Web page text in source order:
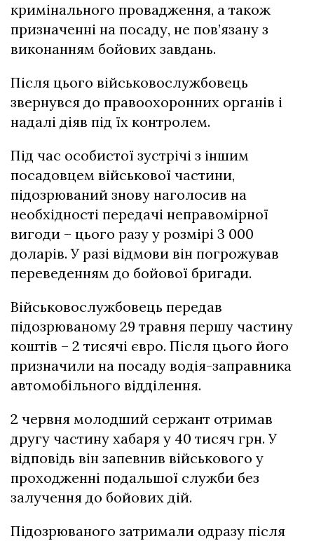
кримінального провадження, а також
призначенні на посаду, не пов’язану з
виконанням бойових завдань.
Після цього військовослужбовець
звернувся до правоохоронних органів і
надалі діяв під їх контролем.
Під час особистої зустрічі з іншим
посадовцем військової частини,
підозрюваний знову наголосив на
необхідності передачі неправомірної
вигоди – цього разу у розмірі 3 000
доларів. У разі відмови він погрожував
переведенням до бойової бригади.
Військовослужбовець передав
підозрюваному 29 травня першу частину
коштів – 2 тисячі євро. Після цього його
призначили на посаду водія-заправника
автомобільного відділення.
2 червня молодший сержант отримав
другу частину хабаря у 40 тисяч грн. У
відповідь він запевнив військового у
проходженні подальшої служби без
залучення до бойових дій.
Підозрюваного затримали одразу після